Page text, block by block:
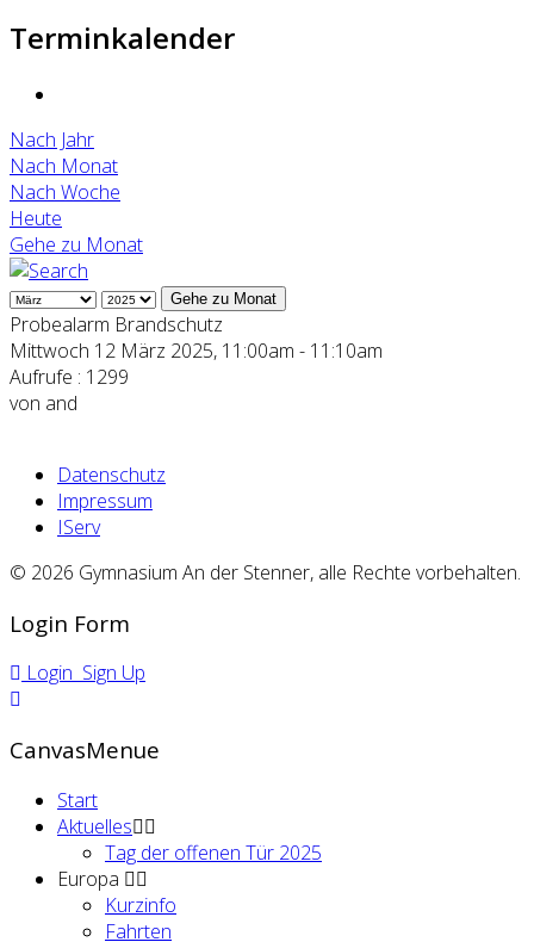
Terminkalender
Nach Jahr
Nach Monat
Nach Woche
Heute
Gehe zu Monat
Gehe zu Monat
Probealarm Brandschutz
Mittwoch 12 März 2025, 11:00am - 11:10am
Aufrufe : 1299
von and
Datenschutz
Impressum
IServ
© 2026 Gymnasium An der Stenner, alle Rechte vorbehalten.
Login Form
Login Sign Up
CanvasMenue
Start
Aktuelles
Tag der offenen Tür 2025
Europa
Kurzinfo
Fahrten